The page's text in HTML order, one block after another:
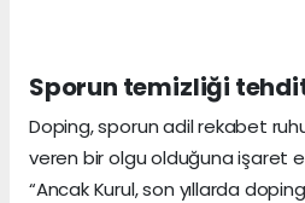
Sporun temizliği
Doping, sporun adil rekabet
veren bir olgu olduğuna işaret
“Ancak Kurul, son yıllarda doping